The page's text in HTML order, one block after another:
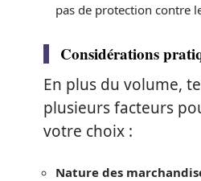
pas de protection contre
Considérations
En plus du volume,
plusieurs facteurs
votre choix :
Nature des